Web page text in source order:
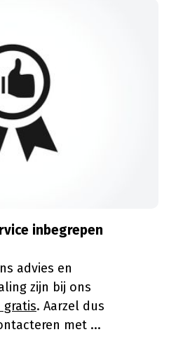
inbegrepen
advies en
zijn bij ons
gratis. Aarzel dus
met ...